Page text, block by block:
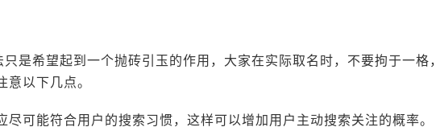
是希望起到一个抛砖引玉的作用，大家在实际取名时，不要拘于一格
以下几点。
可能符合用户的搜索习惯，这样可以增加用户主动搜索关注的概率。